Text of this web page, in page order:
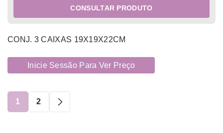
CONSULTAR PRODUTO
CONJ. 3 CAIXAS 19X19X22CM
Inicie Sessão Para Ver Preço
1 2